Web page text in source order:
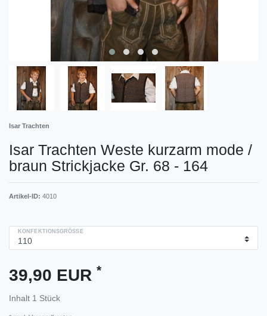
Isar Trachten
Isar Trachten Weste kurzarm mode /
braun Strickjacke Gr. 68 - 164
Artikel-ID: 4010
KONFEKTIONSGRÖSSE
39,90 EUR *
Inhalt 1 Stück